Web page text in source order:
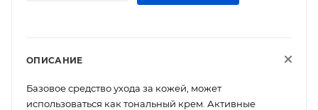
ОПИСАНИЕ
Базовое средство ухода за кожей, может
использоваться как тональный крем. Активные